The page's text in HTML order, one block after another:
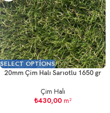
SELECT OPTIONS
20mm Çim Halı Sarıotlu 1650 gr
Çim Halı
₺430,00 m²